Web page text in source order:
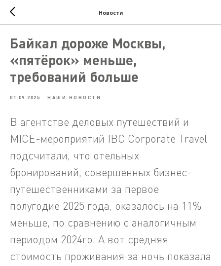
Новости
Байкал дороже Москвы,
«пятёрок» меньше,
требований больше
01.09.2025 НАШИ НОВОСТИ
В агентстве деловых путешествий и
MICE-мероприятий IBC Corporate Travel
подсчитали, что отельных
бронирований, совершенных бизнес-
путешественниками за первое
полугодие 2025 года, оказалось на 11%
меньше, по сравнению с аналогичным
периодом 2024го. А вот средняя
стоимость проживания за ночь показала